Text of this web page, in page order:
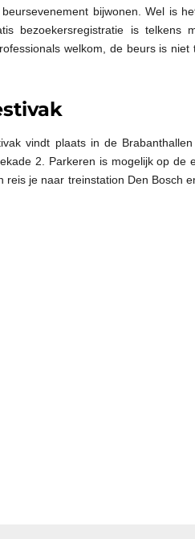
bijwonen. Wel is
bezoekersregistratie is telkens
welkom, de beurs is
vindt plaats in de
2. Parkeren is mogelijk op de
reis je naar treinstation Den Bosch